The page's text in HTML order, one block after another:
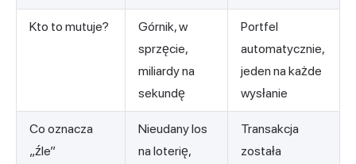
Kto to mutuje?
Górnik, w
sprzęcie,
miliardy na
sekundę
Portfel
automatycznie,
jeden na każde
wysłanie
Co oznacza
„źle”
Nieudany los
na loterię,
Transakcja
została